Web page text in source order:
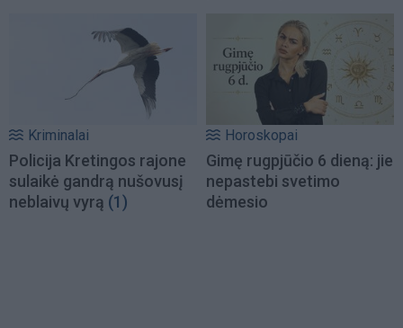
Kriminalai
Policija Kretingos rajone
sulaikė gandrą nušovusį
neblaivų vyrą (1)
Horoskopai
Gimę rugpjūčio 6 dieną: jie
nepastebi svetimo
dėmesio